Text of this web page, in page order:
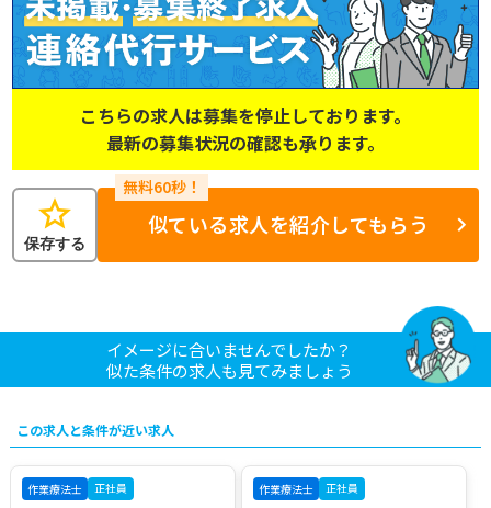
こちらの求人は募集を停止しております。
最新の募集状況の確認も承ります。
star
保存する
似ている求人を紹介してもらう
イメージに合いませんでしたか？
似た条件の求人も見てみましょう
この求人と条件が近い求人
作業療法士 正社員 作業療法士 正社員